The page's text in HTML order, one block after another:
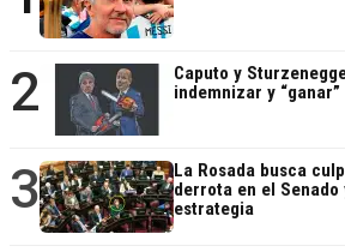
2
Caputo y
indemnizar y
3
La Rosada busca
derrota en el
estrategia